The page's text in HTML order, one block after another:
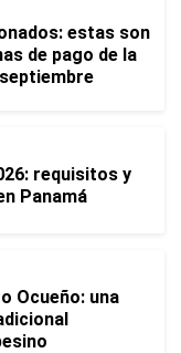
estas son
de pago de la
requisitos y
Panamá
Ocueño: una